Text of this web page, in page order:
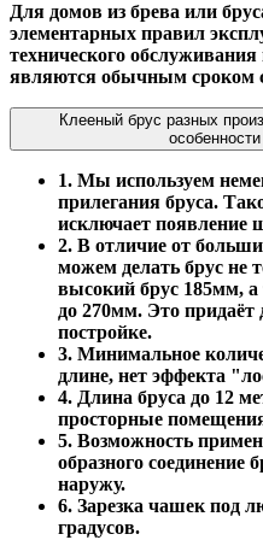
Для домов из брева или
элементарных правил
технического обслуживания
являются обычным сроком
Клееный брус разных
1. Мы используем
прилегания бруса.
исключает появление
2. В отличие от
можем делать брус не
высокий брус 185мм, а
до 270мм. Это придаёт
постройке.
3. Минимальное
длине, нет эффекта
4. Длина бруса до 12
просторные
5. Возможность
образного соединение
наружу.
6. Зарезка чашек под
градусов.